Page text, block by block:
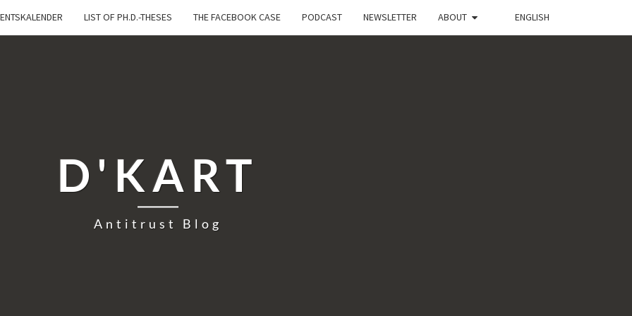
LIST OF PH.D.-THESES THE FACEBOOK CASE PODCAST NEWSLETTER ABOUT ENGLISH
D'KART
Antitrust Blog